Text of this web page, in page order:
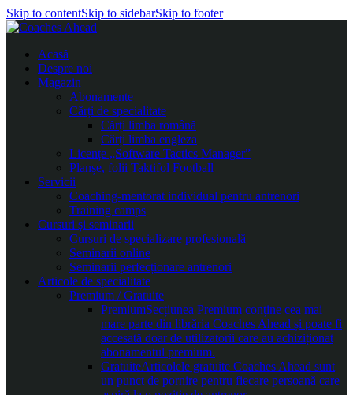
Skip to contentSkip to sidebarSkip to footer
Acasă
Despre noi
Magazin
Abonamente
Cărți de specialitate
Cărți limba română
Cărți limba engleza
Licențe „Software Tactics Manager”
Planșe, folii Taktifol Football
Servicii
Coaching-mentorat individual pentru antrenori
Training camps
Cursuri și seminarii
Cursuri de specializare profesională
Seminarii online
Seminarii perfecționare antrenori
Articole de specialitate
Premium / Gratuite
PremiumSecțiunea Premium conține cea mai
mare parte din librăria Coaches Ahead și poate fi
accesată doar de utilizatorii care au achiziționat
abonamentul premium.
GratuiteArticolele gratuite Coaches Ahead sunt
un punct de pornire pentru fiecare persoană care